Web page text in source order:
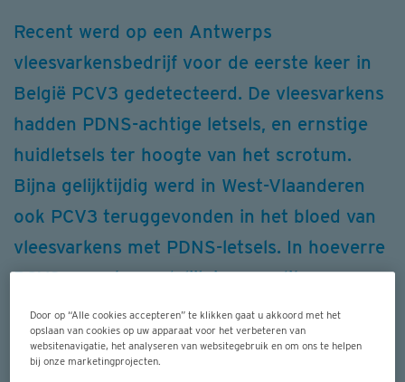
Recent werd op een Antwerps
vleesvarkensbedrijf voor de eerste keer in
België PCV3 gedetecteerd. De vleesvarkens
hadden PDNS-achtige letsels, en ernstige
huidletsels ter hoogte van het scrotum.
Bijna gelijktijdig werd in West-Vlaanderen
ook PCV3 teruggevonden in het bloed van
vleesvarkens met PDNS-letsels. In hoeverre
PCV3 verantwoordelijk is voor dit
ziektebeeld, is nog onduidelijk. Daarom
zoekt Veepeiler Varken deelnemers voor
haar project om dit verder uit te zoeken.
Door op “Alle cookies accepteren” te klikken gaat u akkoord met het
opslaan van cookies op uw apparaat voor het verbeteren van
websitenavigatie, het analyseren van websitegebruik en om ons te helpen
bij onze marketingprojecten.